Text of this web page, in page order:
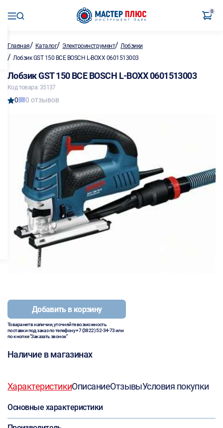
0
Главная/ Каталог/ Электроинструмент/Лобзики
/ Лобзик GST 150 BCE BOSCH L-BOXX 0601513003
Лобзик GST 150 BCE BOSCH L-BOXX 0601513003
Код товара: 35137
0 0 отзывов
Добавить в корзину
Товара нет в наличии, уточняйте возможность
поставки под заказ по телефону+7 (3822) 52-34-73или
по кнопке "Заказать звонок"
Наличие в магазинах
ХарактеристикиОписаниеОтзывыУсловия покупки
Основные характеристики